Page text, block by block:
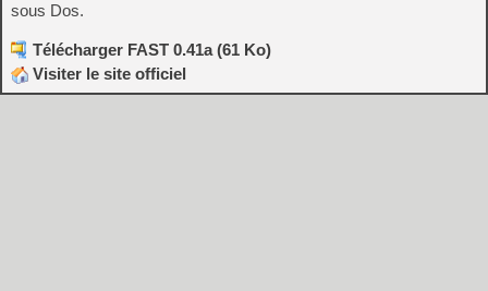
sous Dos.
Télécharger FAST 0.41a (61 Ko)
Visiter le site officiel